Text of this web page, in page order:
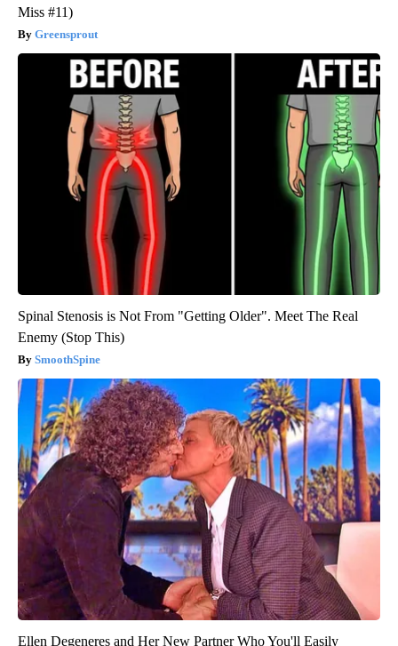
Miss #11)
Greensprout
Spinal Stenosis is Not From "Getting Older". Meet The Real
Enemy (Stop This)
SmoothSpine
Ellen Degeneres and Her New Partner Who You'll Easily